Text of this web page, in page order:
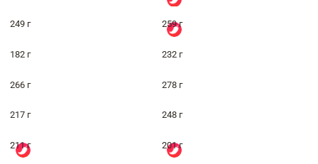
249 г 259 г
182 г 232 г
266 г 278 г
217 г 248 г
211 г 201 г